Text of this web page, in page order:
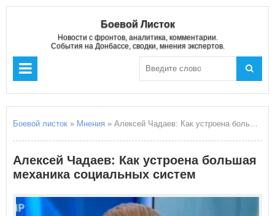
Боевой Листок
Новости с фронтов, аналитика, комментарии.
События на Донбассе, сводки, мнения экспертов.
Боевой листок » Мнения » Алексей Чадаев: Как устроена большая механика социальных систем
Алексей Чадаев: Как устроена большая
механика социальных систем